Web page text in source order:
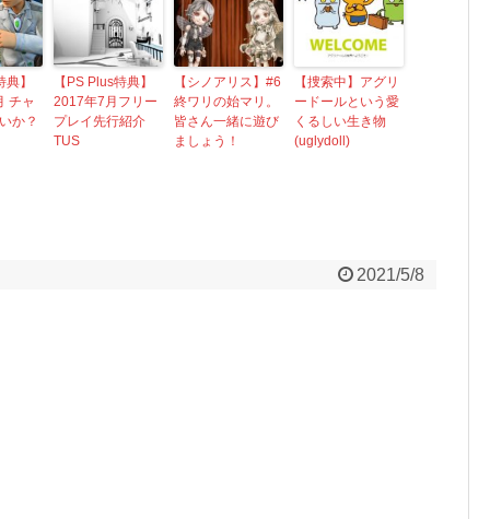
】
チャ
か？
【PS Plus特典】
2017年7月フリー
プレイ先行紹介
TUS
【シノアリス】#6
終ワリの始マリ。
皆さん一緒に遊び
ましょう！
【捜索中】アグリ
ードールという愛
くるしい生き物
(uglydoll)
2021/5/8